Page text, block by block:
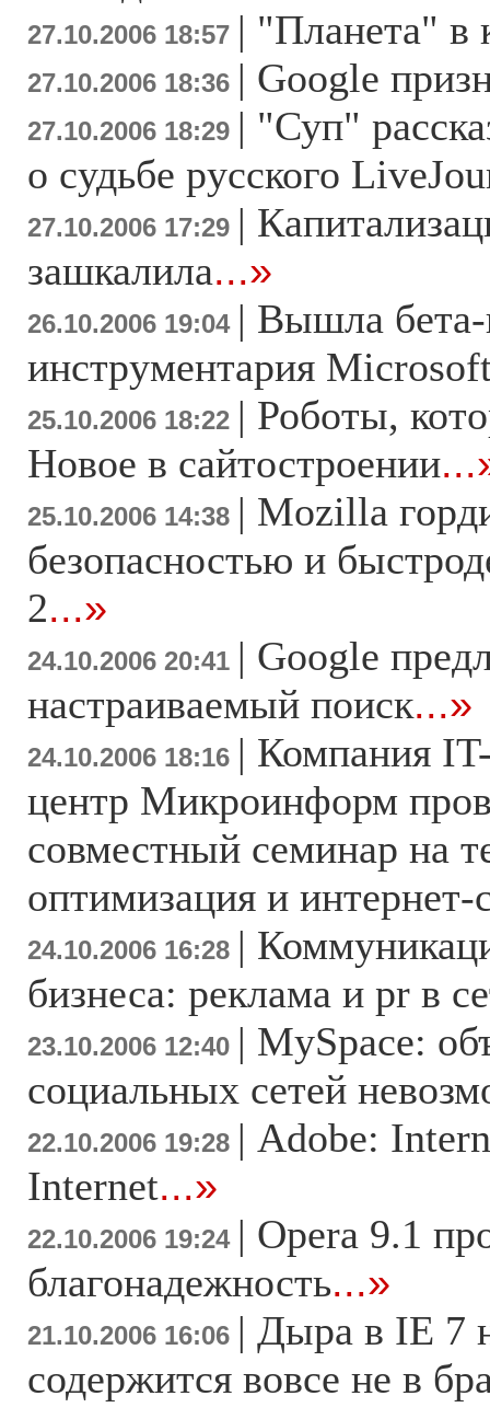
27.10.2006 18:57 | "Планета" в
27.10.2006 18:36 | Google
27.10.2006 18:29 | "Суп"
о судьбе русского
27.10.2006 17:29 |
зашкалила...»
26.10.2006 19:04 | Вышла бета-
инструментария
25.10.2006 18:22 | Роботы,
Новое в сайтостроении
25.10.2006 14:38 | Mozilla
безопасностью и
2...»
24.10.2006 20:41 | Google
настраиваемый поиск...»
24.10.2006 18:16 | Компания
центр Микроинформ
совместный семинар на
оптимизация и интернет-
24.10.2006 16:28 |
бизнеса: реклама и pr в
23.10.2006 12:40 | MySpace:
социальных сетей
22.10.2006 19:28 | Adobe:
Internet...»
22.10.2006 19:24 | Opera 9.1
благонадежность...»
21.10.2006 16:06 | Дыра в IE 7
содержится вовсе не в